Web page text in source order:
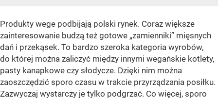
Produkty wege podbijają polski rynek. Coraz większe
zainteresowanie budzą też gotowe „zamienniki” mięsnych
dań i przekąsek. To bardzo szeroka kategoria wyrobów,
do której można zaliczyć między innymi wegańskie kotlety,
pasty kanapkowe czy słodycze. Dzięki nim można
zaoszczędzić sporo czasu w trakcie przyrządzania posiłku.
Zazwyczaj wystarczy je tylko podgrzać. Co więcej, sporo